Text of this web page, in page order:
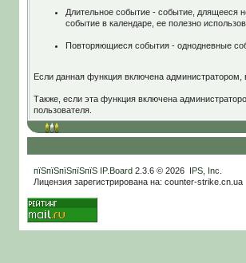
Длительное событие - событие, длящееся
событие в календаре, ее полезно
Повторяющиеся события - однодневные
Если данная функция включена администратором,
Также, если эта функция включена
пользователя.
пїЅпїЅпїЅпїЅпїЅ IP.Board2.3.6 © 2026 IPS, Inc
Лицензия зарегистрирована на: counter-strike.cn.ua